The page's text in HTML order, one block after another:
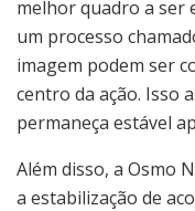
melhor quadro a ser
um processo
imagem podem ser
centro da ação. Isso
permaneça estável
Além disso, a Osmo
a estabilização de